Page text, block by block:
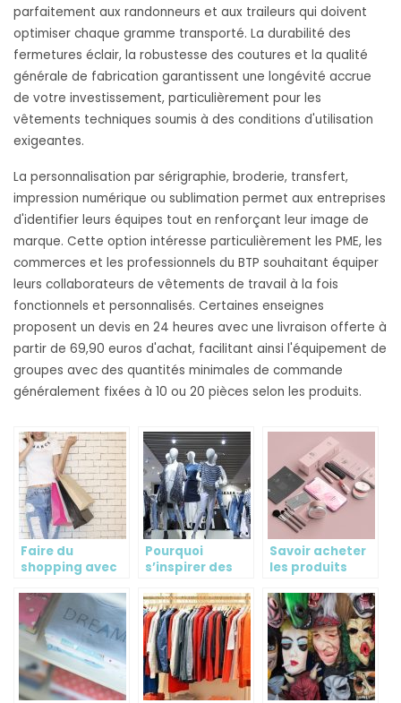
parfaitement aux randonneurs et aux traileurs qui doivent
optimiser chaque gramme transporté. La durabilité des
fermetures éclair, la robustesse des coutures et la qualité
générale de fabrication garantissent une longévité accrue
de votre investissement, particulièrement pour les
vêtements techniques soumis à des conditions d'utilisation
exigeantes.
La personnalisation par sérigraphie, broderie, transfert,
impression numérique ou sublimation permet aux entreprises
d'identifier leurs équipes tout en renforçant leur image de
marque. Cette option intéresse particulièrement les PME, les
commerces et les professionnels du BTP souhaitant équiper
leurs collaborateurs de vêtements de travail à la fois
fonctionnels et personnalisés. Certaines enseignes
proposent un devis en 24 heures avec une livraison offerte à
partir de 69,90 euros d'achat, facilitant ainsi l'équipement de
groupes avec des quantités minimales de commande
généralement fixées à 10 ou 20 pièces selon les produits.
Faire du
shopping avec
Pourquoi
s’inspirer des
mode pour faire
son shopping?
Savoir acheter
les produits